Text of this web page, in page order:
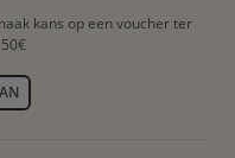
kans op een voucher ter